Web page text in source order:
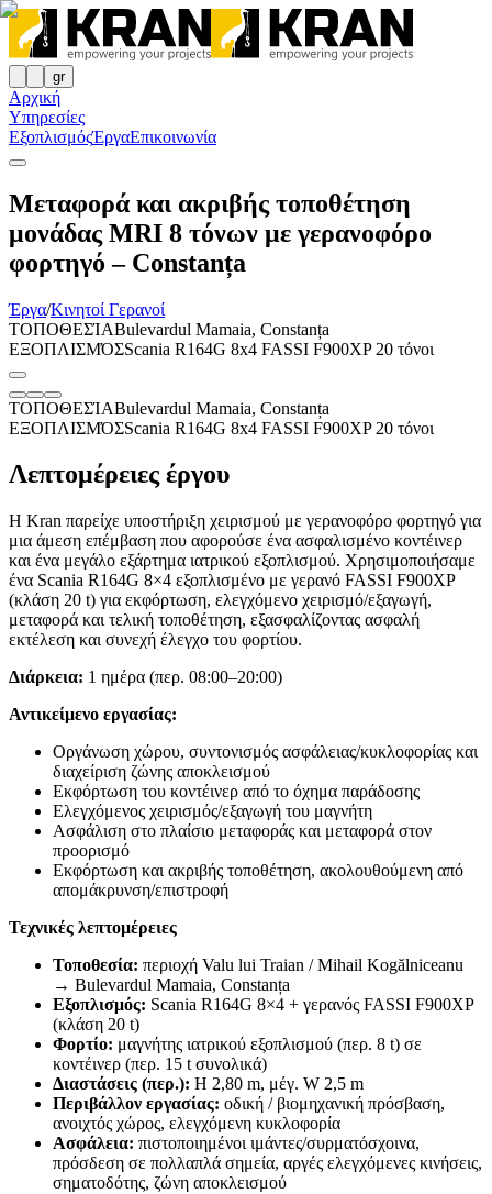
gr
Αρχική
Υπηρεσίες
ΕξοπλισμόςΈργαΕπικοινωνία
Μεταφορά και ακριβής τοποθέτηση
μονάδας MRI 8 τόνων με γερανοφόρο
φορτηγό – Constanța
Έργα/Κινητοί Γερανοί
ΤΟΠΟΘΕΣΊΑBulevardul Mamaia, Constanța
ΕΞΟΠΛΙΣΜΌΣScania R164G 8x4 FASSI F900XP 20 τόνοι
ΤΟΠΟΘΕΣΊΑBulevardul Mamaia, Constanța
ΕΞΟΠΛΙΣΜΌΣScania R164G 8x4 FASSI F900XP 20 τόνοι
Λεπτομέρειες έργου
Η Kran παρείχε υποστήριξη χειρισμού με γερανοφόρο φορτηγό για
μια άμεση επέμβαση που αφορούσε ένα ασφαλισμένο κοντέινερ
και ένα μεγάλο εξάρτημα ιατρικού εξοπλισμού. Χρησιμοποιήσαμε
ένα Scania R164G 8×4 εξοπλισμένο με γερανό FASSI F900XP
(κλάση 20 t) για εκφόρτωση, ελεγχόμενο χειρισμό/εξαγωγή,
μεταφορά και τελική τοποθέτηση, εξασφαλίζοντας ασφαλή
εκτέλεση και συνεχή έλεγχο του φορτίου.
Διάρκεια: 1 ημέρα (περ. 08:00–20:00)
Αντικείμενο εργασίας:
Οργάνωση χώρου, συντονισμός ασφάλειας/κυκλοφορίας και
διαχείριση ζώνης αποκλεισμού
Εκφόρτωση του κοντέινερ από το όχημα παράδοσης
Ελεγχόμενος χειρισμός/εξαγωγή του μαγνήτη
Ασφάλιση στο πλαίσιο μεταφοράς και μεταφορά στον
προορισμό
Εκφόρτωση και ακριβής τοποθέτηση, ακολουθούμενη από
απομάκρυνση/επιστροφή
Τεχνικές λεπτομέρειες
Τοποθεσία: περιοχή Valu lui Traian / Mihail Kogălniceanu
→ Bulevardul Mamaia, Constanța
Εξοπλισμός: Scania R164G 8×4 + γερανός FASSI F900XP
(κλάση 20 t)
Φορτίο: μαγνήτης ιατρικού εξοπλισμού (περ. 8 t) σε
κοντέινερ (περ. 15 t συνολικά)
Διαστάσεις (περ.): H 2,80 m, μέγ. W 2,5 m
Περιβάλλον εργασίας: οδική / βιομηχανική πρόσβαση,
ανοιχτός χώρος, ελεγχόμενη κυκλοφορία
Ασφάλεια: πιστοποιημένοι ιμάντες/συρματόσχοινα,
πρόσδεση σε πολλαπλά σημεία, αργές ελεγχόμενες κινήσεις,
σηματοδότης, ζώνη αποκλεισμού